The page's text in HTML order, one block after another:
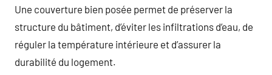
Une couverture bien posée permet de préserver la
structure du bâtiment, d’éviter les infiltrations d’eau, de
réguler la température intérieure et d’assurer la
durabilité du logement.